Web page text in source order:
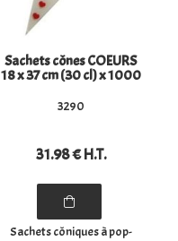
Sachets cônes COEURS
18 x 37 cm (30 cl) x 1000
3290
31.98€ H.T.
Sachets côniques à pop-